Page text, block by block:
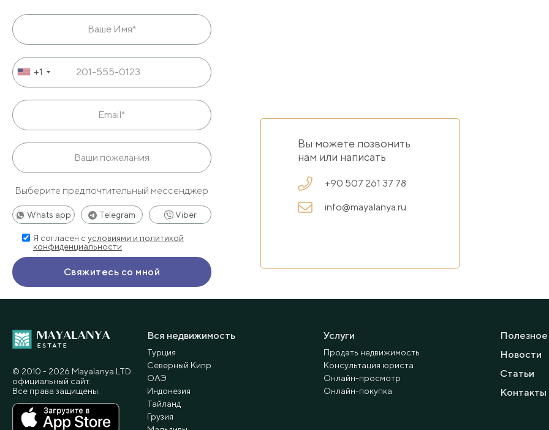
+1
Выберите предпочтительный мессенджер
Whats app Telegram Viber
Я согласен с условиями и политикой
конфиденциальности
Вы можете позвонить
нам или написать
+90 507 261 37 78
info@mayalanya.ru
Вся недвижимость
Турция
Северный Кипр
ОАЭ
Индонезия
Тайланд
Грузия
Услуги
Продать недвижимость
Консультация юриста
Онлайн-просмотр
Онлайн-покупка
Полезное
Новости
Статьи
Контакты
© 2010 - 2026 Мayalanya LTD.
официальный сайт.
Все права защищены.